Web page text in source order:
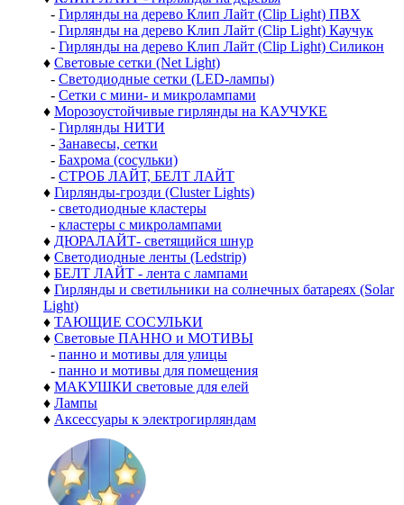
- Гирлянды на дерево Клип Лайт (Clip Light) ПВХ
- Гирлянды на дерево Клип Лайт (Clip Light) Каучук
- Гирлянды на дерево Клип Лайт (Clip Light) Силикон
♦ Световые сетки (Net Light)
- Светодиодные сетки (LED-лампы)
- Сетки с мини- и микролампами
♦ Морозоустойчивые гирлянды на КАУЧУКЕ
- Гирлянды НИТИ
- Занавесы, сетки
- Бахрома (сосульки)
- СТРОБ ЛАЙТ, БЕЛТ ЛАЙТ
♦ Гирлянды-грозди (Cluster Lights)
- светодиодные кластеры
- кластеры с микролампами
♦ ДЮРАЛАЙТ- светящийся шнур
♦ Светодиодные ленты (Ledstrip)
♦ БЕЛТ ЛАЙТ - лента с лампами
♦ Гирлянды и светильники на солнечных батареях (Solar
Light)
♦ ТАЮЩИЕ СОСУЛЬКИ
♦ Световые ПАННО и МОТИВЫ
- панно и мотивы для улицы
- панно и мотивы для помещения
♦ МАКУШКИ световые для елей
♦ Лампы
♦ Аксессуары к электрогирляндам